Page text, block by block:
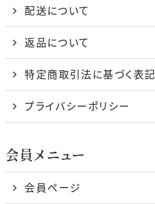
配送について
返品について
特定商取引法に基づく表記
プライバシーポリシー
会員メニュー
会員ページ